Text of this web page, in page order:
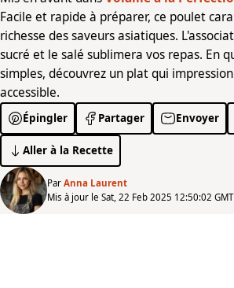
Facile et rapide à préparer, ce poulet
richesse des saveurs asiatiques.
sucré et le salé sublimera vos repas. En
simples, découvrez un plat qui
accessible.
Épingler Partager Envoyer
Aller à la Recette
Par Anna Laurent
Mis à jour le Sat, 22 Feb 2025 12:50:02 GMT